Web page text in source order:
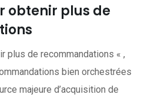
obtenir plus de
plus de recommandations « ,
bien orchestrées
majeure d’acquisition de